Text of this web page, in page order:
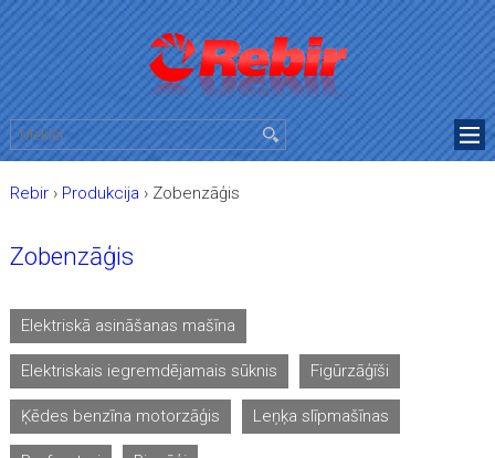
Rebir› Produkcija › Zobenzāģis
Zobenzāģis
Elektriskā asināšanas mašīna
Elektriskais iegremdējamais sūknis Figūrzāģīši
Ķēdes benzīna motorzāģis Leņķa slīpmašīnas